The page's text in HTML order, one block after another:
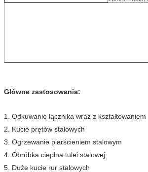
Główne zastosowania:
1. Odkuwanie łącznika wraz z kształtowaniem
2. Kucie prętów stalowych
3. Ogrzewanie pierścieniem stalowym
4. Obróbka cieplna tulei stalowej
5. Duże kucie rur stalowych